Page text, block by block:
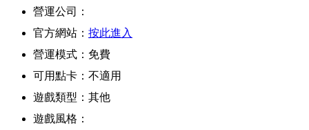
營運公司：
官方網站： 按此進入
營運模式：免費
可用點卡：不適用
遊戲類型：其他
遊戲風格：